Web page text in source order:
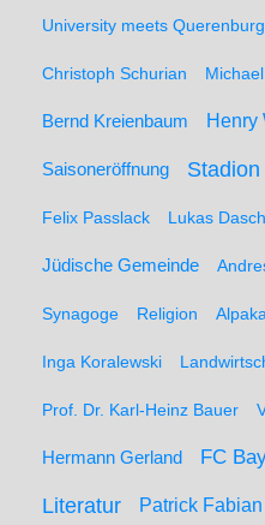
University meets Querenburg
Christoph Schurian
Bernd Kreienbaum Henry
Saisoneröffnung Stadion
Felix Passlack Lukas
Jüdische Gemeinde
Synagoge Religion
Inga Koralewski
Prof. Dr. Karl-Heinz Bauer
Hermann Gerland FC
Literatur Patrick Fabian